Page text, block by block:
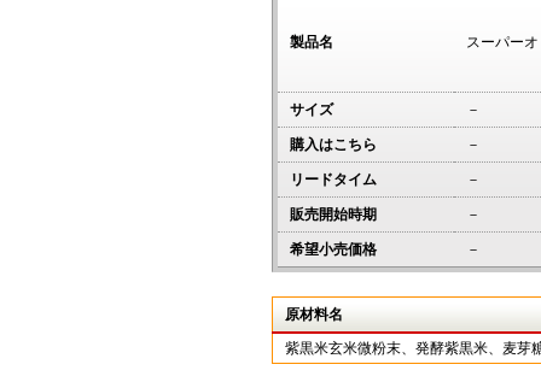
製品名 スーパー
サイズ －
購入はこちら －
リードタイム －
販売開始時期 －
希望小売価格 －
原材料名
紫黒米玄米微粉末、発酵紫黒米、麦芽